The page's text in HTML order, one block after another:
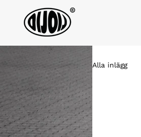
Alla inlägg